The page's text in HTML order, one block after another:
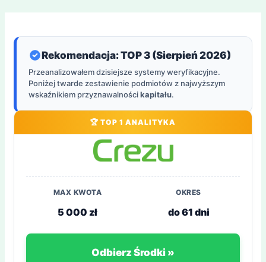
Rekomendacja: TOP 3 (Sierpień 2026)
Przeanalizowałem dzisiejsze systemy weryfikacyjne.
Poniżej twarde zestawienie podmiotów z najwyższym
wskaźnikiem przyznawalnościkapitału.
🏆 TOP 1 ANALITYKA
MAX KWOTA
5 000 zł
OKRES
do 61 dni
Odbierz Środki »